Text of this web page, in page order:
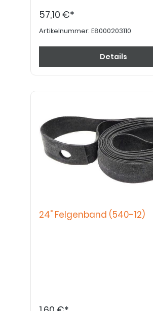
57,10 €*
Artikelnummer: E8000203110
Details
24" Felgenband (540-12)